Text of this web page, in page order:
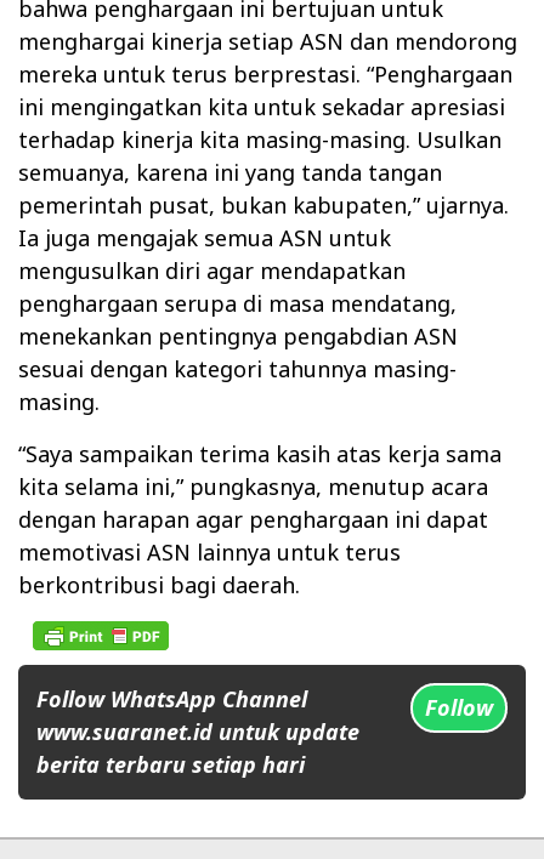
bahwa penghargaan ini bertujuan untuk
menghargai kinerja setiap ASN dan mendorong
mereka untuk terus berprestasi. “Penghargaan
ini mengingatkan kita untuk sekadar apresiasi
terhadap kinerja kita masing-masing. Usulkan
semuanya, karena ini yang tanda tangan
pemerintah pusat, bukan kabupaten,” ujarnya.
Ia juga mengajak semua ASN untuk
mengusulkan diri agar mendapatkan
penghargaan serupa di masa mendatang,
menekankan pentingnya pengabdian ASN
sesuai dengan kategori tahunnya masing-
masing.
“Saya sampaikan terima kasih atas kerja sama
kita selama ini,” pungkasnya, menutup acara
dengan harapan agar penghargaan ini dapat
memotivasi ASN lainnya untuk terus
berkontribusi bagi daerah.
Follow WhatsApp Channel
www.suaranet.id untuk update
berita terbaru setiap hari
Follow